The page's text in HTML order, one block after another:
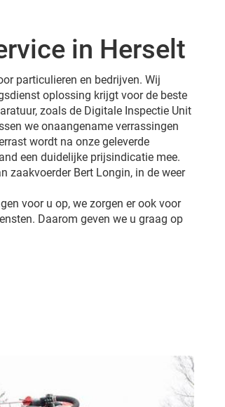
in Herselt
particulieren en bedrijven. Wij
oplossing krijgt voor de beste
zoals de Digitale Inspectie Unit
we onaangename verrassingen
wordt na onze geleverde
een duidelijke prijsindicatie mee.
zaakvoerder Bert Longin, in de weer
voor u op, we zorgen er ook voor
Daarom geven we u graag op